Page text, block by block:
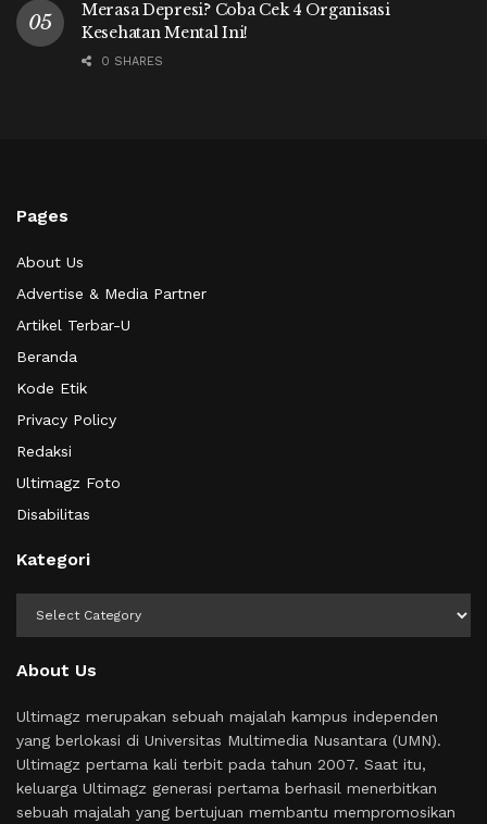
Merasa Depresi? Coba Cek 4 Organisasi
Kesehatan Mental Ini!
0 SHARES
Pages
About Us
Advertise & Media Partner
Artikel Terbar-U
Beranda
Kode Etik
Privacy Policy
Redaksi
Ultimagz Foto
Disabilitas
Kategori
About Us
Ultimagz merupakan sebuah majalah kampus independen
yang berlokasi di Universitas Multimedia Nusantara (UMN).
Ultimagz pertama kali terbit pada tahun 2007. Saat itu,
keluarga Ultimagz generasi pertama berhasil menerbitkan
sebuah majalah yang bertujuan membantu mempromosikan